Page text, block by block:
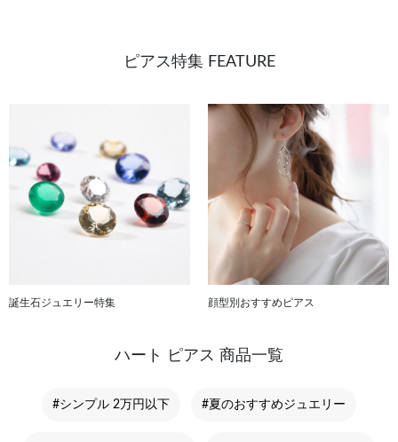
ピアス特集 FEATURE
誕生石ジュエリー特集 顔型別おすすめピアス
ハート ピアス 商品一覧
#シンプル 2万円以下 #夏のおすすめジュエリー